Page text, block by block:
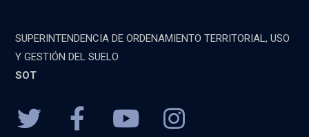
SUPERINTENDENCIA DE ORDENAMIENTO TERRITORIAL, USO
Y GESTIÓN DEL SUELO
SOT